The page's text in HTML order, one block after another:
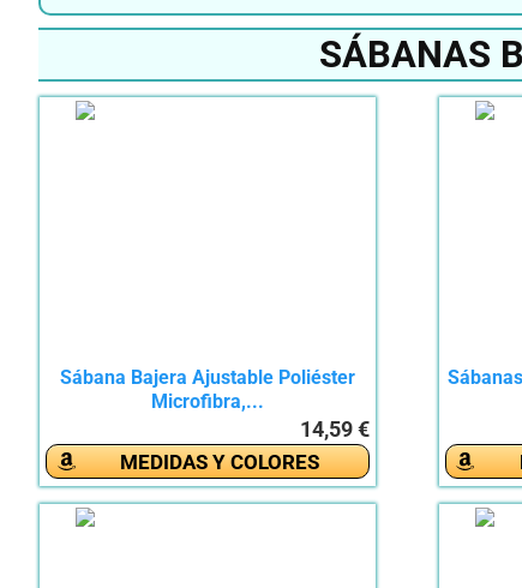
SÁBANAS
Sábana Bajera Ajustable Poliéster
Microfibra,...
14,59 €
MEDIDAS Y COLORES